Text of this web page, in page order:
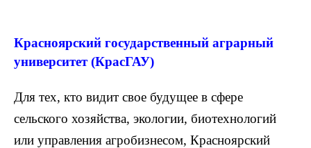
Красноярский государственный аграрный
университет (КрасГАУ)
Для тех, кто видит свое будущее в сфере
сельского хозяйства, экологии, биотехнологий
или управления агробизнесом, Красноярский